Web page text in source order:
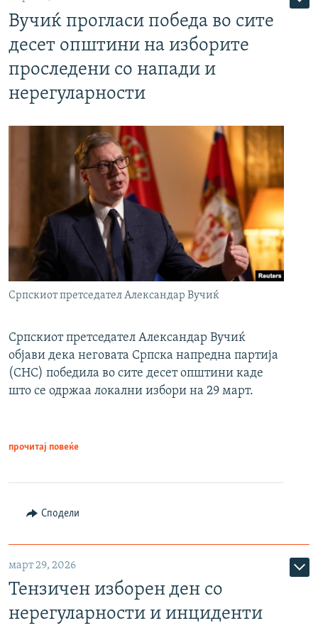
Вучиќ прогласи победа во сите
десет општини на изборите
проследени со напади и
нерегуларности
Српскиот претседател Александар Вучиќ
Српскиот претседател Александар Вучиќ
објави дека неговата Српска напредна партија
(СНС) победила во сите десет општини каде
што се одржаа локални избори на 29 март.
прочитај повеќе
Сподели
март 29, 2026
Тензичен изборен ден со
нерегуларности и инциденти